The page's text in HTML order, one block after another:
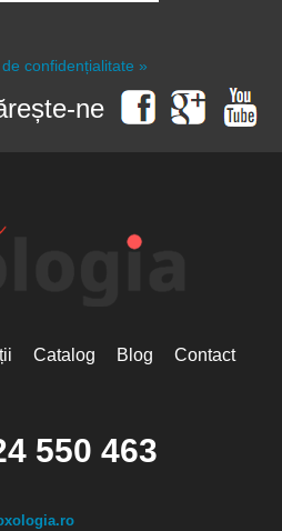
confidențialitate »
ne
Catalog Blog Contact
550 463